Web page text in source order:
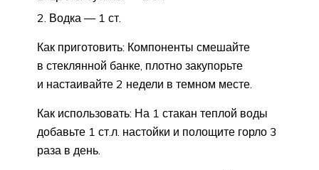
Водка — 1 ст.
Как приготовить: Компоненты смешайте
в стеклянной банке, плотно закупорьте
и настаивайте 2 недели в темном месте.
Как использовать: На 1 стакан теплой воды
добавьте 1 ст.л. настойки и полощите горло 3
раза в день.